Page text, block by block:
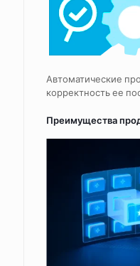
Автоматические
корректность ее
Преимущества